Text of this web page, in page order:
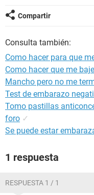
Compartir
Consulta también:
Como hacer para que
Como hacer que me
Mancho pero no me
Test de embarazo
Tomo pastillas
foro ✓
Se puede estar
1 respuesta
RESPUESTA 1 / 1